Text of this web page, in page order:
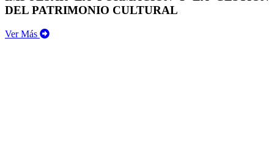
DEL PATRIMONIO CULTURAL
Ver Más